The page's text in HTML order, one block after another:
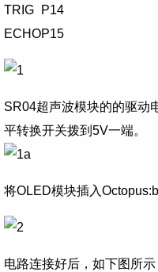
TRIG
P14
ECHOP15
SR04超声波模块的的驱动
平转换开关拨到5V一端。
将OLED模块插入
电路连接好后，如下图所示